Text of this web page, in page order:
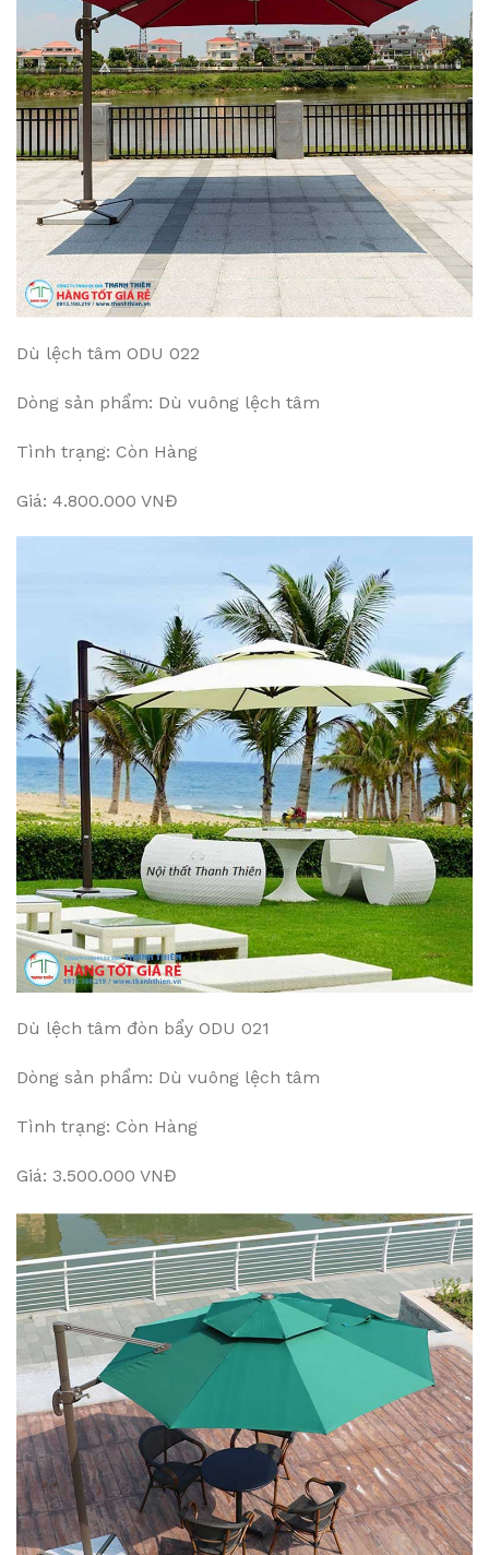
Dù lệch tâm ODU 022
Dòng sản phẩm: Dù vuông lệch tâm
Tình trạng: Còn Hàng
Giá: 4.800.000 VNĐ
Dù lệch tâm đòn bẩy ODU 021
Dòng sản phẩm: Dù vuông lệch tâm
Tình trạng: Còn Hàng
Giá: 3.500.000 VNĐ